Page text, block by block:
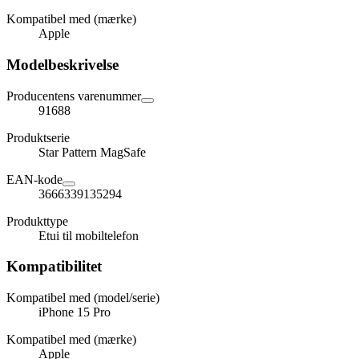
Kompatibel med (mærke)
Apple
Modelbeskrivelse
Producentens varenummer
91688
Produktserie
Star Pattern MagSafe
EAN-kode
3666339135294
Produkttype
Etui til mobiltelefon
Kompatibilitet
Kompatibel med (model/serie)
iPhone 15 Pro
Kompatibel med (mærke)
Apple